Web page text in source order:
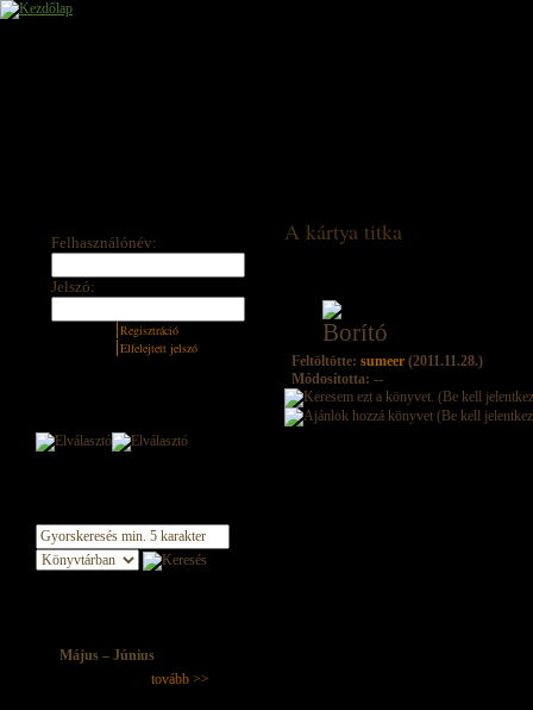
Felhasználónév:
Jelszó:
Regisztráció
Elfelejtett jelszó
Május – Június
tovább >>
A kártya titka
Feltöltötte: sumeer (2011.11.28.)
Módosította: --